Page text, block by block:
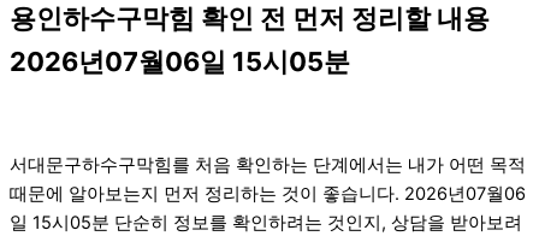
용인하수구막힘 확인 전 먼저 정리할 내용
2026년07월06일 15시05분
서대문구하수구막힘를 처음 확인하는 단계에서는 내가 어떤 목적
때문에 알아보는지 먼저 정리하는 것이 좋습니다. 2026년07월06
일 15시05분 단순히 정보를 확인하려는 것인지, 상담을 받아보려